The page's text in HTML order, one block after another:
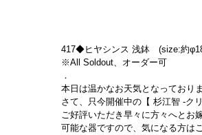
417◆ヒヤシンス 浅鉢　(size:約
※All Soldout、オーダー可
．
本日は温かなお天気となっており
さて、只今開催中の【 杉江智 -ク
ご好評いただき早々に方々へとお
可能な器ですので、気になる方は